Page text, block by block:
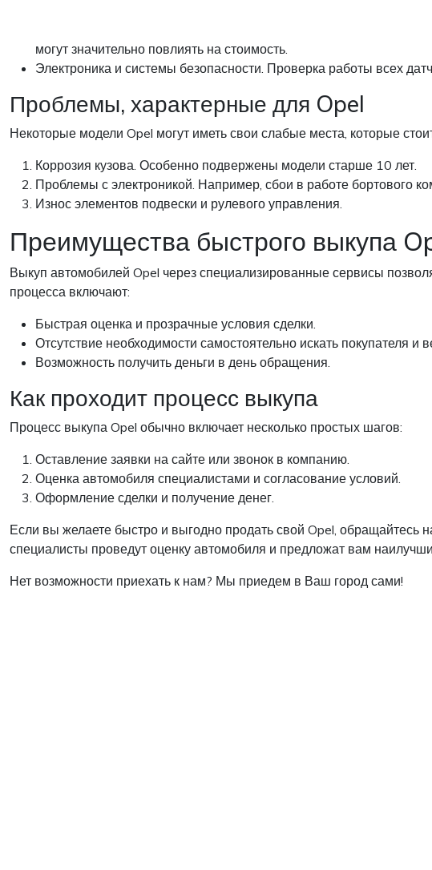
могут значительно повлиять на стоимость.
Электроника и системы безопасности. Проверка работы всех
Проблемы, характерные для Opel
Некоторые модели Opel могут иметь свои слабые места, которые
Коррозия кузова. Особенно подвержены модели старше 10 лет.
Проблемы с электроникой. Например, сбои в работе бортового
Износ элементов подвески и рулевого управления.
Преимущества быстрого выкупа
Выкуп автомобилей Opel через специализированные сервисы
процесса включают:
Быстрая оценка и прозрачные условия сделки.
Отсутствие необходимости самостоятельно искать покупателя и
Возможность получить деньги в день обращения.
Как проходит процесс выкупа
Процесс выкупа Opel обычно включает несколько простых шагов:
Оставление заявки на сайте или звонок в компанию.
Оценка автомобиля специалистами и согласование условий.
Оформление сделки и получение денег.
Если вы желаете быстро и выгодно продать свой Opel,
специалисты проведут оценку автомобиля и предложат вам
Нет возможности приехать к нам? Мы приедем в Ваш город сами!